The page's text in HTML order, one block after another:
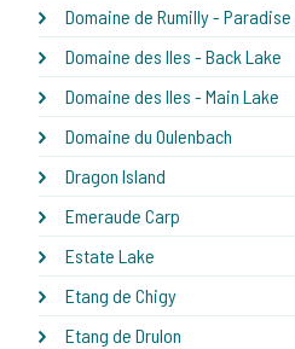
Domaine de Rumilly - Paradise
Domaine des Iles - Back Lake
Domaine des Iles - Main Lake
Domaine du Oulenbach
Dragon Island
Emeraude Carp
Estate Lake
Etang de Chigy
Etang de Drulon